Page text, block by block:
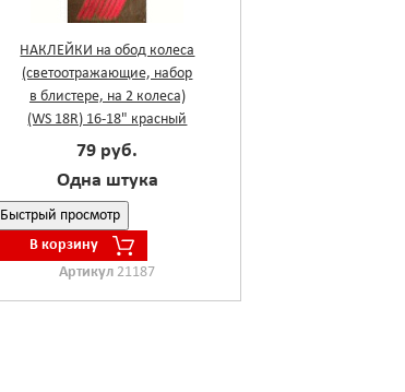
НАКЛЕЙКИ на обод колеса
(светоотражающие, набор
в блистере, на 2 колеса)
(WS 18R) 16-18" красный
79 руб.
Одна штука
Быстрый просмотр
В корзину
Артикул 21187